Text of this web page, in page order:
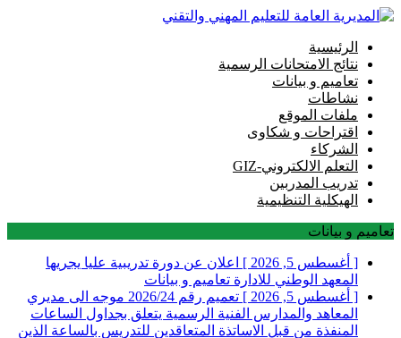
الرئيسية
نتائج الامتحانات الرسمية
تعاميم و بيانات
نشاطات
ملفات الموقع
اقتراحات و شكاوى
الشركاء
التعلم الالكتروني-GIZ
تدريب المدربين
الهيكلية التنظيمية
تعاميم و بيانات
[ أغسطس 5, 2026 ]
اعلان عن دورة تدريبية عليا يجريها
المعهد الوطني للادارة تعاميم و بيانات
[ أغسطس 5, 2026 ]
تعميم رقم 2026/24 موجه الى مديري
المعاهد والمدارس الفنية الرسمية يتعلق بجداول الساعات
المنفذة من قبل الاساتذة المتعاقدين للتدريس بالساعة الذين